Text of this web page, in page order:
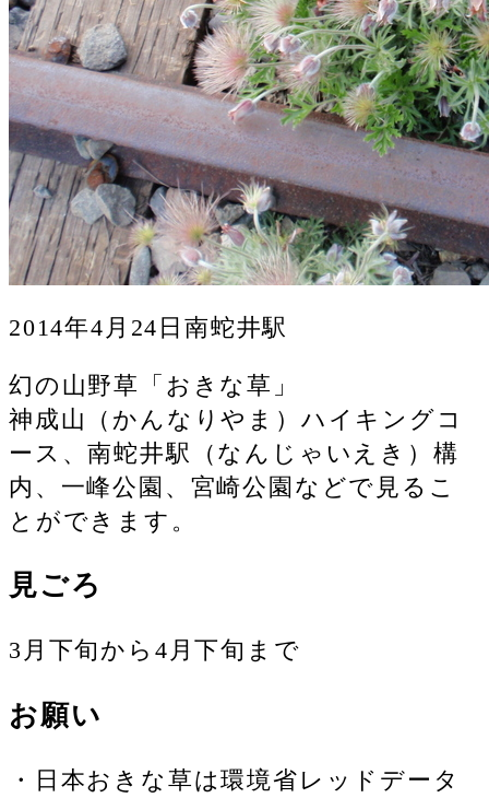
2014年4月24日南蛇井駅
幻の山野草「おきな草」
神成山（かんなりやま）ハイキングコ
ース、南蛇井駅（なんじゃいえき）構
内、一峰公園、宮崎公園などで見るこ
とができます。
見ごろ
3月下旬から4月下旬まで
お願い
・日本おきな草は環境省レッドデータ